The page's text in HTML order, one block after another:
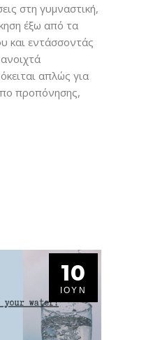
στη γυμναστική,
έξω από τα
και εντάσσοντάς
απλώς για
προπόνησης,
10
ΙΟΎΝ